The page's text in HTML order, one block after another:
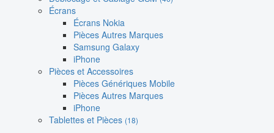
Écrans
Écrans Nokia
Pièces Autres Marques
Samsung Galaxy
iPhone
Pièces et Accessoires
Pièces Génériques Mobile
Pièces Autres Marques
iPhone
Tablettes et Pièces (18)